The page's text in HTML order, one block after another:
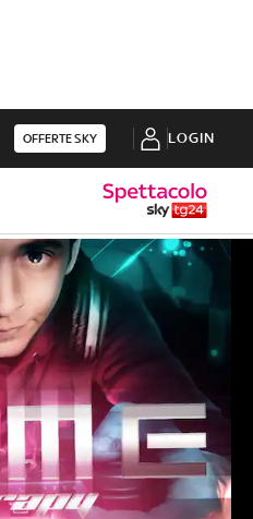
OFFERTE SKY LOGIN